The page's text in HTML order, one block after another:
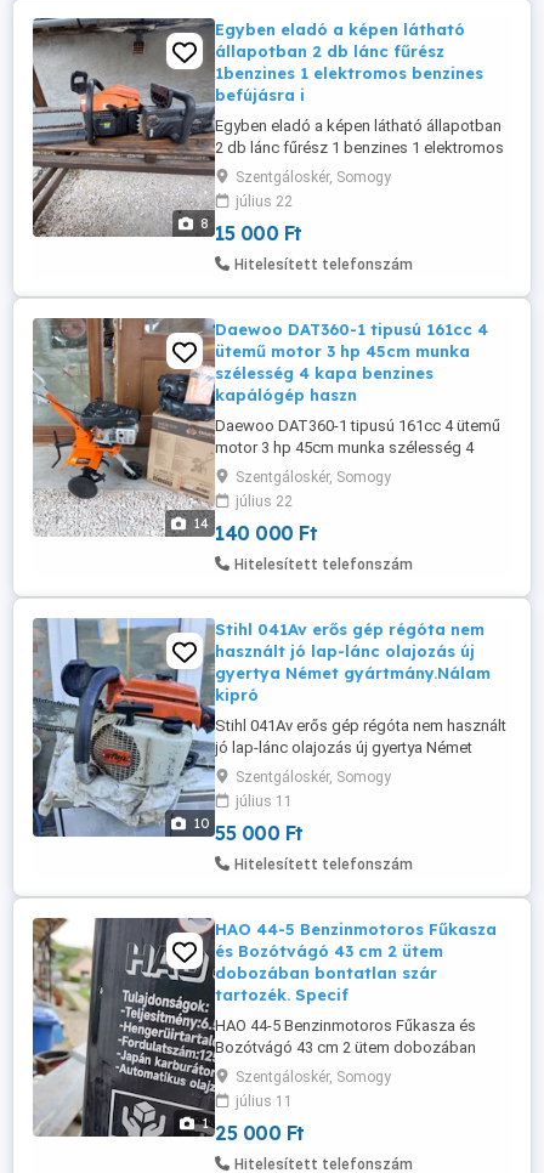
8
Egyben eladó a képen látható
állapotban 2 db lánc fűrész
1benzines 1 elektromos benzines
befújásra i
Egyben eladó a képen látható állapotban
2 db lánc fűrész 1 benzines 1 elektromos
benzines befújásra indul jó kompresszió-
jó lap lánc az elektromos is működik de a
lánc-lap oldala hiányzik. Egyben 15 ezer ft
2 db.
Szentgáloskér, Somogy
július 22
15 000 Ft
Hitelesített telefonszám
14
Daewoo DAT360-1 tipusú 161cc 4
ütemű motor 3 hp 45cm munka
szélesség 4 kapa benzines
kapálógép haszn
Daewoo DAT360-1 tipusú 161cc 4 ütemű
motor 3 hp 45cm munka szélesség 4
kapa benzines kapálógép használva nem
volt még csak össze lett szerelve. 10w-40
4T új olajjal fel töltve el inditottam kb 20-
25 percet ment Magyar kézikönyv stb,, . 2
db 4.00-8 új tömlős kerékkel opcionális. 1
Szentgáloskér, Somogy
július 22
140 000 Ft
Hitelesített telefonszám
10
Stihl 041Av erős gép régóta nem
használt jó lap-lánc olajozás új
gyertya Német gyártmány.Nálam
kipró
Stihl 041Av erős gép régóta nem használt
jó lap-lánc olajozás új gyertya Német
gyártmány.Nálam kipróbálható átnézhető
használt de nagyon erős jó csillag
kerék.Ár;55 ezer ft.
Szentgáloskér, Somogy
július 11
55 000 Ft
Hitelesített telefonszám
1
HAO 44-5 Benzinmotoros Fűkasza
és Bozótvágó 43 cm 2 ütem
dobozában bontatlan szár
tartozék. Specif
HAO 44-5 Benzinmotoros Fűkasza és
Bozótvágó 43 cm 2 ütem dobozában
bontatlan szár tartozék. Specifikációk:
Motortípus: Kétütemű benzinmotor
Teljesítmény: 1,25 kW (1,7 LE)
Fordulatszám: 6400 ford. perc (max. 9800
ford. perc) Hengerűrtartalom: 43 cm
Szentgáloskér, Somogy
július 11
25 000 Ft
Hitelesített telefonszám